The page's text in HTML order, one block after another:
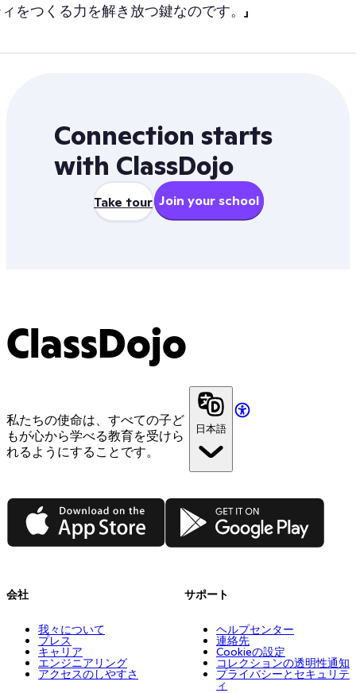
をつくる力を解き放つ鍵なのです。」
Connection starts
with ClassDojo
Take tour Join your school
ClassDojo
私たちの使命は、すべての子ど
もが心から学べる教育を受けら
れるようにすることです。
日本語
App Store Google Play
会社
我々について
プレス
キャリア
エンジニアリング
アクセスのしやすさ
サポート
ヘルプセンター
連絡先
Cookieの設定
コレクションの透明性通知
プライバシーとセキュリテ
ィ